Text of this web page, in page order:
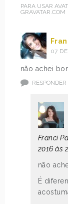
PARA USAR
GRAVATAR.COM
07
não achei
Franci
2016 às
não
É